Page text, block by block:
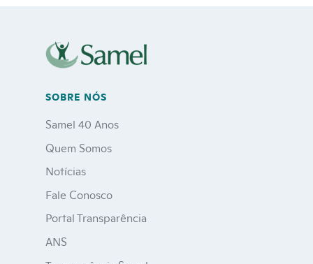
SOBRE NÓS
Samel 40 Anos
Quem Somos
Notícias
Fale Conosco
Portal Transparência
ANS